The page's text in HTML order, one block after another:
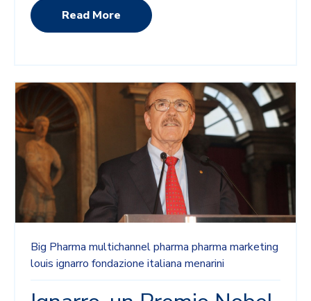
Read More
Big Pharma multichannelpharma pharma marketing
louis ignarro fondazione italiana menarini